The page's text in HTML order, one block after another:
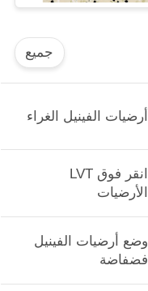
جميع
أرضيات الفينيل الغراء
انقر فوق LVT
الأرضيات
وضع أرضيات الفينيل
فضفاضة